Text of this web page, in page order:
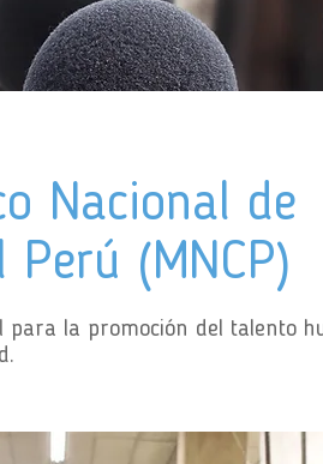
Nacional de
(MNCP)
la promoción del talento